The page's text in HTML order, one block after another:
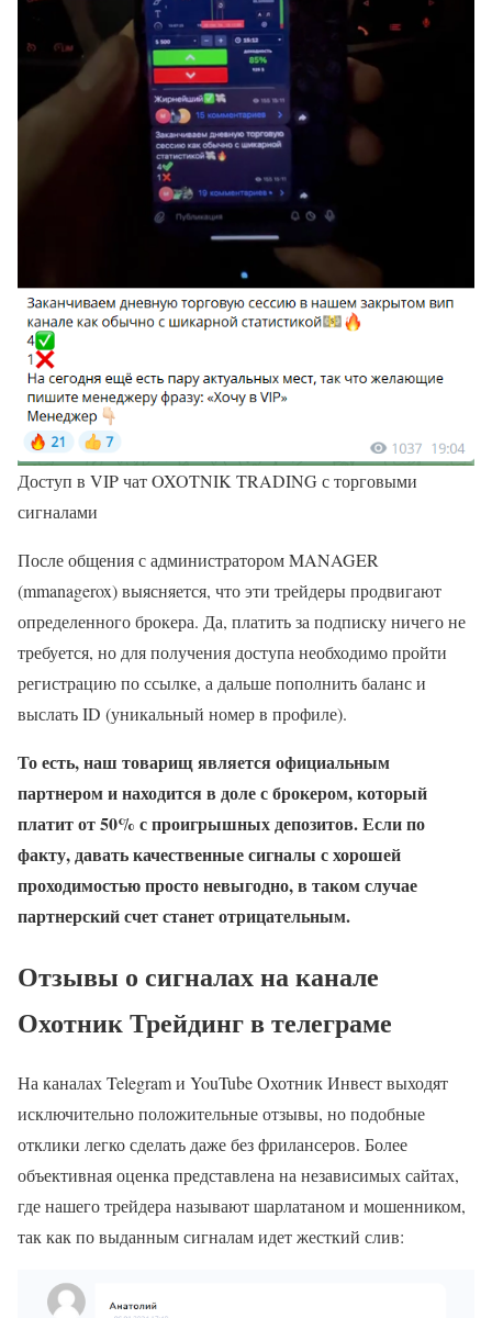
Доступ в VIP чат OXOTNIK TRADING с торговыми
сигналами
После общения с администратором MANAGER
(mmanagerox) выясняется, что эти трейдеры продвигают
определенного брокера. Да, платить за подписку ничего не
требуется, но для получения доступа необходимо пройти
регистрацию по ссылке, а дальше пополнить баланс и
выслать ID (уникальный номер в профиле).
То есть, наш товарищ является официальным
партнером и находится в доле с брокером, который
платит от 50% с проигрышных депозитов. Если по
факту, давать качественные сигналы с хорошей
проходимостью просто невыгодно, в таком случае
партнерский счет станет отрицательным.
Отзывы о сигналах на канале
Охотник Трейдинг в телеграме
На каналах Telegram и YouTube Охотник Инвест выходят
исключительно положительные отзывы, но подобные
отклики легко сделать даже без фрилансеров. Более
объективная оценка представлена на независимых сайтах,
где нашего трейдера называют шарлатаном и мошенником,
так как по выданным сигналам идет жесткий слив: